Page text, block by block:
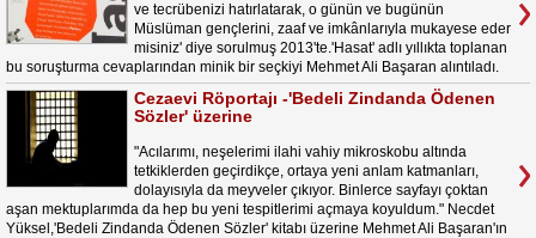
ve tecrübenizi hatırlatarak, o günün ve bugünün
Müslüman gençlerini, zaaf ve imkânlarıyla mukayese eder
misiniz' diye sorulmuş 2013'te.'Hasat' adlı yıllıkta toplanan
bu soruşturma cevaplarından minik bir seçkiyi Mehmet Ali Başaran alıntıladı.
Cezaevi Röportajı -'Bedeli Zindanda Ödenen
Sözler' üzerine
"Acılarımı, neşelerimi ilahi vahiy mikroskobu altında
tetkiklerden geçirdikçe, ortaya yeni anlam katmanları,
dolayısıyla da meyveler çıkıyor. Binlerce sayfayı çoktan
aşan mektuplarımda da hep bu yeni tespitlerimi açmaya koyuldum." Necdet
Yüksel,'Bedeli Zindanda Ödenen Sözler' kitabı üzerine Mehmet Ali Başaran'ın